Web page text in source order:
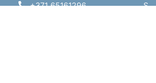
+371 65161296
S